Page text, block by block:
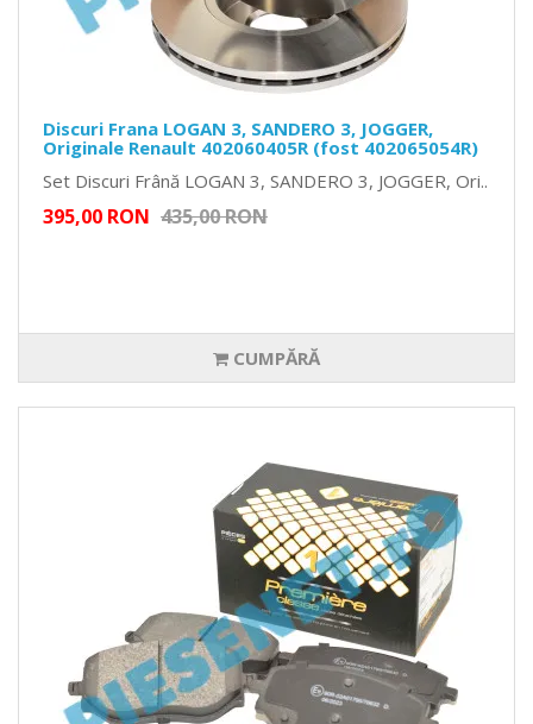
Discuri Frana LOGAN 3, SANDERO 3, JOGGER,
Originale Renault 402060405R (fost 402065054R)
Set Discuri Frână LOGAN 3, SANDERO 3, JOGGER, Ori..
395,00 RON 435,00 RON
CUMPĂRĂ